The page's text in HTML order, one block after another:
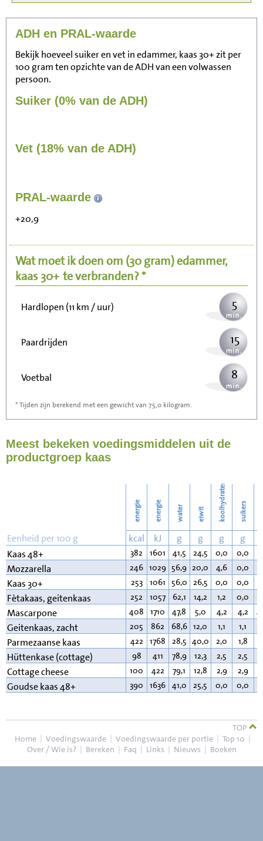
ADH en PRAL-waarde
Bekijk hoeveel suiker en vet in edammer, kaas 30+ zit per
100 gram ten opzichte van de ADH van een volwassen
persoon.
Suiker (0% van de ADH)
Vet (18% van de ADH)
PRAL-waarde
+20,9
Wat moet ik doen om (30 gram)edammer,
kaas 30+ te verbranden? *
Zitten, tv kijken
Wandelen (5 km/uur)
Hardlopen (11 km / uur) 5
Paardrijden 15
Voetbal 8
Stofzuigen
Strijken 26
30
* Tijden zijn berekend met een gewicht van 75,0 kilogram.
Meest bekeken voedingsmiddelen uit de
productgroep kaas
energie energie water eiwit koolhydraten suikers
Eenheid per 100 g kcal kJ g g g g
Kaas 48+
382 1601 41,5 24,5 0,0 0,0
Mozzarella 246 1029 56,9 20,0 4,6 0,0
Kaas 30+ 253 1061 56,0 26,5 0,0 0,0
Fètakaas, geitenkaas 252 1057 62,1 14,2 1,2 0,0
Mascarpone 408 1710 47,8 5,0 4,2 4,2
Geitenkaas, zacht 205 862 68,6 12,0 1,1 1,1
Parmezaanse kaas 422 1768 28,5 40,0 2,0 1,8
Hüttenkase (cottage) 98 411 78,9 12,3 2,5 2,5
Cottage cheese 100 422 79,1 12,8 2,9 2,9
Goudse kaas 48+ 390 1636 41,0 25,5 0,0 0,0
TOP
Home | Voedingswaarde | Voedingswaarde per portie | Top 10 |
Over / Wie is? | Bereken | Faq | Links | Nieuws | Boeken